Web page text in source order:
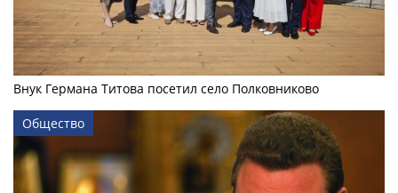
Внук Германа Титова посетил село Полковниково
Общество